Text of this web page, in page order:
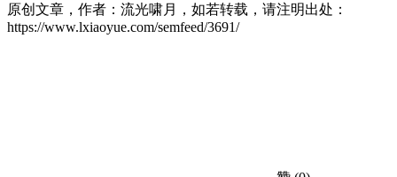
原创文章，作者：流光啸月，如若转载，请注明出处：
https://www.lxiaoyue.com/semfeed/3691/